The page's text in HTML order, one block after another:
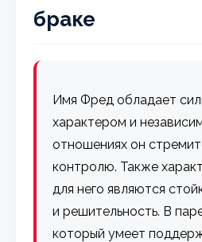
браке
Имя Фред обладает
характером и
отношениях он
контролю. Также
для него являются
и решительность. В
который умеет